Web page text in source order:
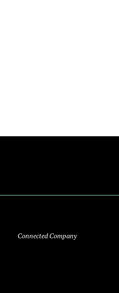
Connected Company